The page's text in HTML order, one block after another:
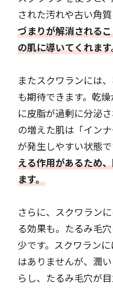
された汚れや古い角
づまりが解消される
の肌に導いてくれま
またスクワランには
も期待できます。乾
に皮脂が過剰に分泌
の増えた肌は「イン
が発生しやすい状態
える作用があるため
ます。
さらに、スクワラン
る効果も。たるみ毛
少です。スクワラン
はありませんが、潤
らし、たるみ毛穴が